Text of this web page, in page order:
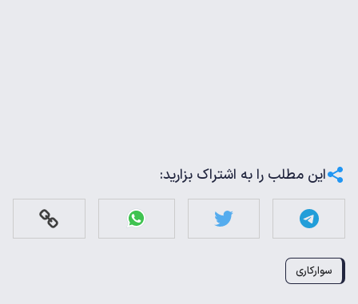
این مطلب را به اشتراک بزارید:
سوارکاری